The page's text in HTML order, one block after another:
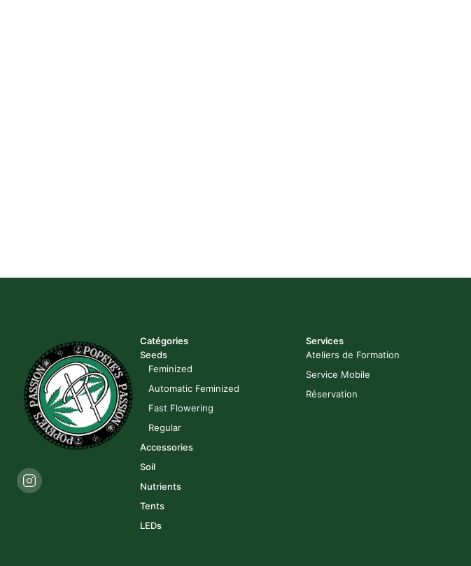
Catégories
Seeds
Feminized
Automatic Feminized
Fast Flowering
Regular
Accessories
Soil
Nutrients
Tents
LEDs
Services
Ateliers de Formation
Service Mobile
Réservation